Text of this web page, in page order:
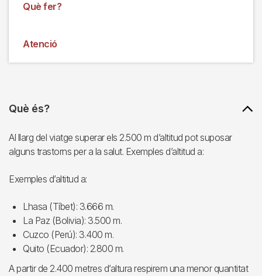
Què fer?
Atenció
Què és?
Al llarg del viatge superar els 2.500 m d’altitud pot suposar
alguns trastorns per a la salut. Exemples d’altitud a:
Exemples d’altitud a:
Lhasa (Tíbet): 3.666 m.
La Paz (Bolivia): 3.500 m.
Cuzco (Perú): 3.400 m.
Quito (Ecuador): 2.800 m.
A partir de 2.400 metres d’altura respirem una menor quantitat